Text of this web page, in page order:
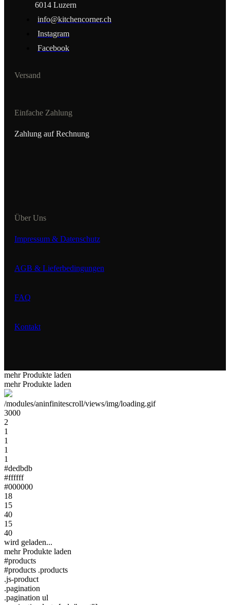
6014 Luzern
info@kitchencorner.ch
Instagram
Facebook
Versand
Einfache Zahlung
Zahlung auf Rechnung
Über Uns
Impressum & Datenschutz
AGB & Lieferbedingungen
FAQ
Kontakt
mehr Produkte laden
mehr Produkte laden
/modules/aninfinitescroll/views/img/loading.gif
3000
2
1
1
1
1
#dedbdb
#ffffff
#000000
18
15
40
15
40
wird geladen...
mehr Produkte laden
#products
#products .products
.js-product
.pagination
.pagination ul